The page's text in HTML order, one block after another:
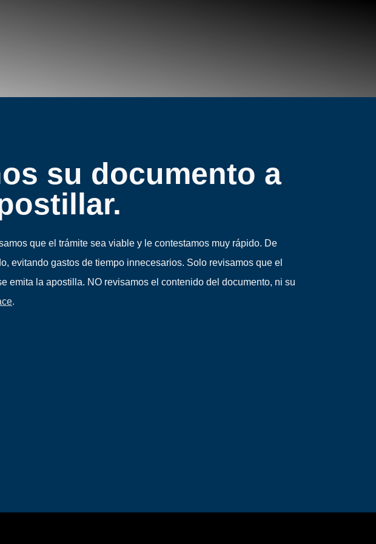
su documento a
que el trámite sea viable y le contestamos muy rápido. De
evitando gastos de tiempo innecesarios. Solo revisamos que el
emita la apostilla. NO revisamos el contenido del documento, ni su
.